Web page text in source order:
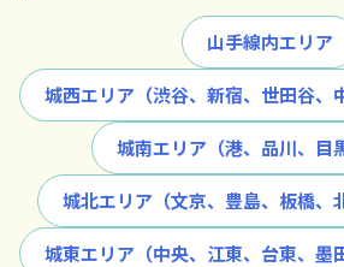
山手線内エリア
城西エリア（渋谷、新宿、世田谷、
城南エリア（港、品川、目
城北エリア（文京、豊島、板橋、
城東エリア（中央、江東、台東、墨